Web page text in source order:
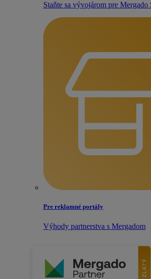
Staňte sa vývojárom pre Mergado
Pre reklamné portály
Výhody partnerstva s Mergadom